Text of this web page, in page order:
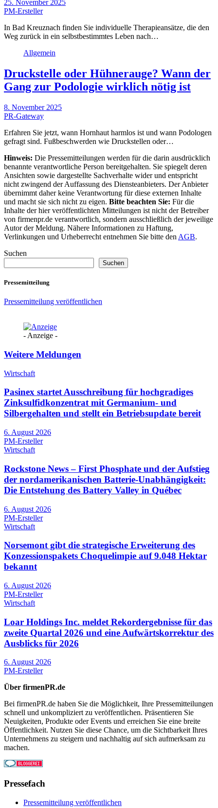
25. November 2025
PM-Ersteller
In Bad Kreuznach finden Sie individuelle Therapieansätze, die den
Weg zurück in ein selbstbestimmtes Leben nach…
Allgemein
Druckstelle oder Hühnerauge? Wann der
Gang zur Podologie wirklich nötig ist
8. November 2025
PR-Gateway
Erfahren Sie jetzt, wann Hornhaut harmlos ist und wann Podologen
gefragt sind. Fußbeschwerden wie Druckstellen oder…
Hinweis: Die Pressemitteilungen werden für die darin ausdrücklich
benannte verantwortliche Person bereitgehalten. Sie spiegelt deren
Ansichten sowie dargestellte Sachverhalte wider und entspricht
nicht zwingend der Auffassung des Diensteanbieters. Der Anbieter
übernimmt daher keine Verantwortung für diese externen Inhalte
und macht sie sich nicht zu eigen. Bitte beachten Sie: Für die
Inhalte der hier veröffentlichten Mitteilungen ist nicht der Betreiber
von firmenpr.de verantwortlich, sondern ausschließlich der jeweilige
Autor der Meldung. Nähere Informationen zu Haftung,
Verlinkungen und Urheberrecht entnehmen Sie bitte den AGB.
Suchen
Suchen
Pressemitteilung
Pressemitteilung veröffentlichen
- Anzeige -
Weitere Meldungen
Wirtschaft
Pasinex startet Ausschreibung für hochgradiges
Zinksulfidkonzentrat mit Germanium- und
Silbergehalten und stellt ein Betriebsupdate bereit
6. August 2026
PM-Ersteller
Wirtschaft
Rockstone News – First Phosphate und der Aufstieg
der nordamerikanischen Batterie-Unabhängigkeit:
Die Entstehung des Battery Valley in Québec
6. August 2026
PM-Ersteller
Wirtschaft
Norsemont gibt die strategische Erweiterung des
Konzessionspakets Choquelimpie auf 9.048 Hektar
bekannt
6. August 2026
PM-Ersteller
Wirtschaft
Loar Holdings Inc. meldet Rekordergebnisse für das
zweite Quartal 2026 und eine Aufwärtskorrektur des
Ausblicks für 2026
6. August 2026
PM-Ersteller
Über firmenPR.de
Bei firmenPR.de haben Sie die Möglichkeit, Ihre Pressemitteilungen
schnell und unkompliziert zu veröffentlichen. Präsentieren Sie
Neuigkeiten, Produkte oder Events und erreichen Sie eine breite
Öffentlichkeit. Nutzen Sie diese Chance, um die Sichtbarkeit Ihres
Unternehmens zu steigern und nachhaltig auf sich aufmerksam zu
machen.
Pressefach
Pressemitteilung veröffentlichen